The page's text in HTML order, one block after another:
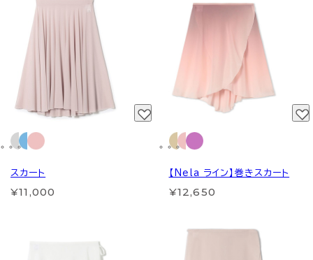
スカート
¥11,000
【Nela ライン】巻きスカート
¥12,650